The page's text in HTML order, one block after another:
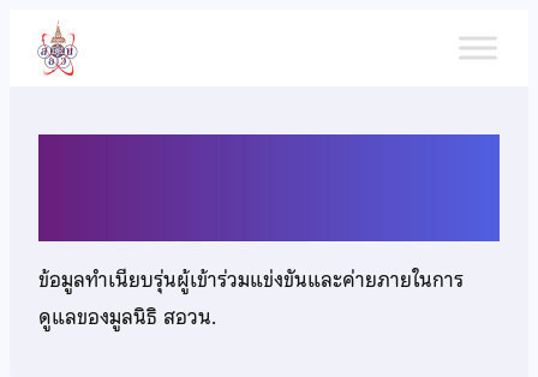
เนื้อหา
ข้อมูลทำเนียบรุ่นผู้เข้าร่วมแข่งขันและค่ายภายในการ
ดูแลของมูลนิธิ สอวน.